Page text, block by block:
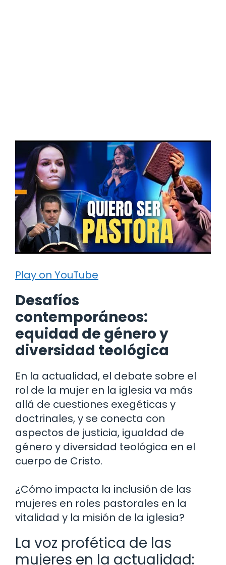
Play on YouTube
Desafíos
contemporáneos:
equidad de género y
diversidad teológica
En la actualidad, el debate sobre el
rol de la mujer en la iglesia va más
allá de cuestiones exegéticas y
doctrinales, y se conecta con
aspectos de justicia, igualdad de
género y diversidad teológica en el
cuerpo de Cristo.
¿Cómo impacta la inclusión de las
mujeres en roles pastorales en la
vitalidad y la misión de la iglesia?
La voz profética de las
mujeres en la actualidad: